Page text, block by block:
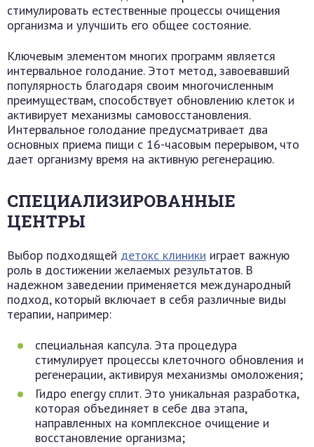
стимулировать естественные процессы очищения
организма и улучшить его общее состояние.
Ключевым элементом многих программ является
интервальное голодание. Этот метод, завоевавший
популярность благодаря своим многочисленным
преимуществам, способствует обновлению клеток и
активирует механизмы самовосстановления.
Интервальное голодание предусматривает два
основных приема пищи с 16-часовым перерывом, что
дает организму время на активную регенерацию.
СПЕЦИАЛИЗИРОВАННЫЕ
ЦЕНТРЫ
Выбор подходящей детокс клиники играет важную
роль в достижении желаемых результатов. В
надежном заведении применяется международный
подход, который включает в себя различные виды
терапии, например:
специальная капсула. Эта процедура
стимулирует процессы клеточного обновления и
регенерации, активируя механизмы омоложения;
Гидро energy сплит. Это уникальная разработка,
которая объединяет в себе два этапа,
направленных на комплексное очищение и
восстановление организма;